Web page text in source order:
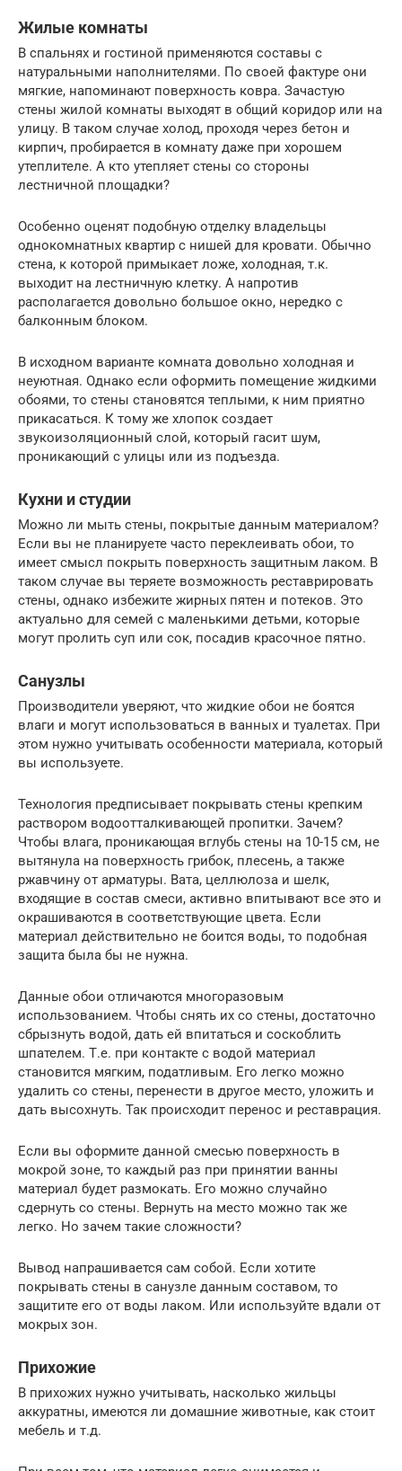
Жилые комнаты
В спальнях и гостиной применяются составы с
натуральными наполнителями. По своей фактуре они
мягкие, напоминают поверхность ковра. Зачастую
стены жилой комнаты выходят в общий коридор или на
улицу. В таком случае холод, проходя через бетон и
кирпич, пробирается в комнату даже при хорошем
утеплителе. А кто утепляет стены со стороны
лестничной площадки?
Особенно оценят подобную отделку владельцы
однокомнатных квартир с нишей для кровати. Обычно
стена, к которой примыкает ложе, холодная, т.к.
выходит на лестничную клетку. А напротив
располагается довольно большое окно, нередко с
балконным блоком.
В исходном варианте комната довольно холодная и
неуютная. Однако если оформить помещение жидкими
обоями, то стены становятся теплыми, к ним приятно
прикасаться. К тому же хлопок создает
звукоизоляционный слой, который гасит шум,
проникающий с улицы или из подъезда.
Кухни и студии
Можно ли мыть стены, покрытые данным материалом?
Если вы не планируете часто переклеивать обои, то
имеет смысл покрыть поверхность защитным лаком. В
таком случае вы теряете возможность реставрировать
стены, однако избежите жирных пятен и потеков. Это
актуально для семей с маленькими детьми, которые
могут пролить суп или сок, посадив красочное пятно.
Санузлы
Производители уверяют, что жидкие обои не боятся
влаги и могут использоваться в ванных и туалетах. При
этом нужно учитывать особенности материала, который
вы используете.
Технология предписывает покрывать стены крепким
раствором водоотталкивающей пропитки. Зачем?
Чтобы влага, проникающая вглубь стены на 10-15 см, не
вытянула на поверхность грибок, плесень, а также
ржавчину от арматуры. Вата, целлюлоза и шелк,
входящие в состав смеси, активно впитывают все это и
окрашиваются в соответствующие цвета. Если
материал действительно не боится воды, то подобная
защита была бы не нужна.
Данные обои отличаются многоразовым
использованием. Чтобы снять их со стены, достаточно
сбрызнуть водой, дать ей впитаться и соскоблить
шпателем. Т.е. при контакте с водой материал
становится мягким, податливым. Его легко можно
удалить со стены, перенести в другое место, уложить и
дать высохнуть. Так происходит перенос и реставрация.
Если вы оформите данной смесью поверхность в
мокрой зоне, то каждый раз при принятии ванны
материал будет размокать. Его можно случайно
сдернуть со стены. Вернуть на место можно так же
легко. Но зачем такие сложности?
Вывод напрашивается сам собой. Если хотите
покрывать стены в санузле данным составом, то
защитите его от воды лаком. Или используйте вдали от
мокрых зон.
Прихожие
В прихожих нужно учитывать, насколько жильцы
аккуратны, имеются ли домашние животные, как стоит
мебель и т.д.